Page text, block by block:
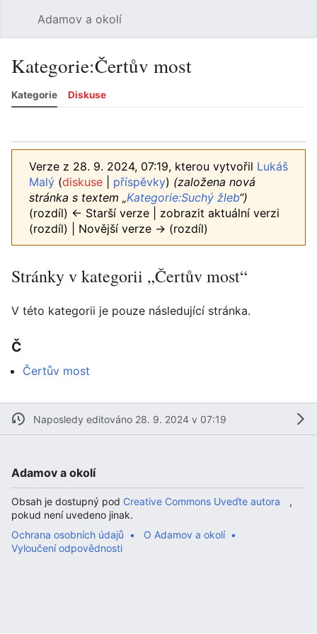
Adamov a okolí
Kategorie:Čertův most
Kategorie Diskuse
Verze z 28. 9. 2024, 07:19, kterou vytvořil Lukáš
Malý (diskuse příspěvky) (založena nová
stránka s textem „Kategorie:Suchý žleb“)
(rozdíl) ← Starší verze | zobrazit aktuální verzi
(rozdíl) | Novější verze → (rozdíl)
Stránky v kategorii „Čertův most“
V této kategorii je pouze následující stránka.
Č
Čertův most
Naposledy editováno 28. 9. 2024 v 07:19
Adamov a okolí
Obsah je dostupný pod Creative Commons Uveďte autora
,
pokud není uvedeno jinak.
Ochrana osobních údajů
O Adamov a okolí
Vyloučení odpovědnosti